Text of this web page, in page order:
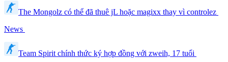
The Mongolz có thể đã thuê jL hoặc magixx thay vì controlez
News
Team Spirit chính thức ký hợp đồng với zweih, 17 tuổi